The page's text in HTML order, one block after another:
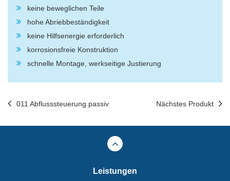
keine beweglichen Teile
hohe Abriebbeständigkeit
keine Hilfsenergie erforderlich
korrosionsfreie Konstruktion
schnelle Montage, werkseitige Justierung
011 Abflusssteuerung passiv Nächstes Produkt
Leistungen